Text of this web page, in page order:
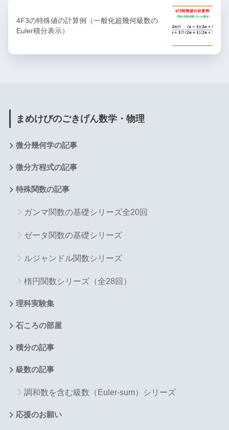
4F3の特殊値の計算例（一般化超幾何級数の
Euler積分表示）
まめけびのごきげん数学・物理
微分幾何学の記事
微分方程式の記事
特殊関数の記事
ガンマ関数の基礎シリーズ全20回
ゼータ関数の基礎シリーズ
ルジャンドル関数シリーズ
楕円関数シリーズ（全28回）
理科実験集
石ころの部屋
積分の記事
級数の記事
調和数を含む級数（Euler-sum）シリーズ
応援のお願い